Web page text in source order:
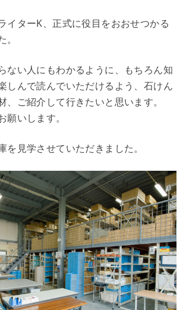
イターK、正式に役目をおおせつかる
ない人にもわかるように、もちろん知
しんで読んでいただけるよう、石けん
、ご紹介して行きたいと思います。
願いします。
を見学させていただきました。